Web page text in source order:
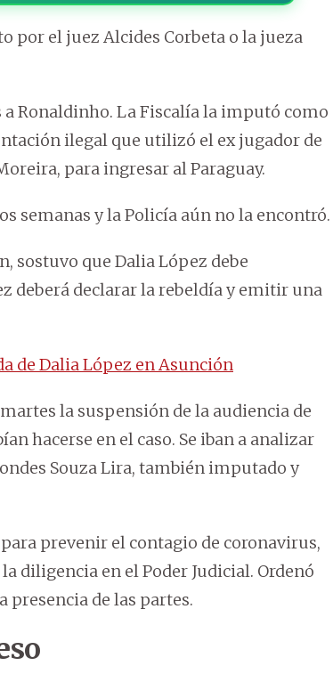
por el juez Alcides Corbeta o la jueza
Ronaldinho. La Fiscalía la imputó como
ilegal que utilizó el ex jugador de
para ingresar al Paraguay.
semanas y la Policía aún no la encontró.
sostuvo que Dalia López debe
deberá declarar la rebeldía y emitir una
de Dalia López en Asunción
la suspensión de la audiencia de
hacerse en el caso. Se iban a analizar
Souza Lira, también imputado y
prevenir el contagio de coronavirus,
diligencia en el Poder Judicial. Ordenó
presencia de las partes.